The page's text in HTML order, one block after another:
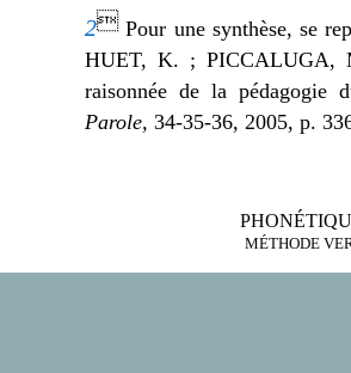
2Pour une synthèse, se
HUET, K. ; PICCALUGA,
raisonnée de la pédagogie
Parole, 34-35-36, 2005, p.
MÉTHODE